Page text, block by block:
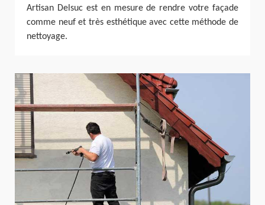
Artisan Delsuc est en mesure de rendre votre façade
comme neuf et très esthétique avec cette méthode de
nettoyage.